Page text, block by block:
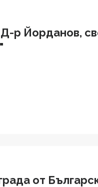
Д-р Йорданов,
от